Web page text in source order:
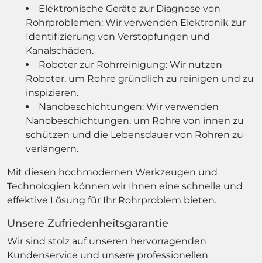
Elektronische Geräte zur Diagnose von
Rohrproblemen: Wir verwenden Elektronik zur
Identifizierung von Verstopfungen und
Kanalschäden.
Roboter zur Rohrreinigung: Wir nutzen
Roboter, um Rohre gründlich zu reinigen und zu
inspizieren.
Nanobeschichtungen: Wir verwenden
Nanobeschichtungen, um Rohre von innen zu
schützen und die Lebensdauer von Rohren zu
verlängern.
Mit diesen hochmodernen Werkzeugen und
Technologien können wir Ihnen eine schnelle und
effektive Lösung für Ihr Rohrproblem bieten.
Unsere Zufriedenheitsgarantie
Wir sind stolz auf unseren hervorragenden
Kundenservice und unsere professionellen